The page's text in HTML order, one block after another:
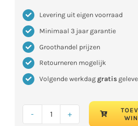
Levering uit eigen voorraad
Minimaal 3 jaar garantie
Groothandel prijzen
Retourneren mogelijk
Volgende werkdaggratis
Rubbervloer